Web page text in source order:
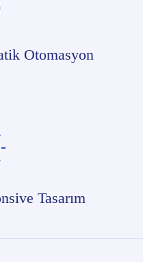
Otomasyon
Tasarım